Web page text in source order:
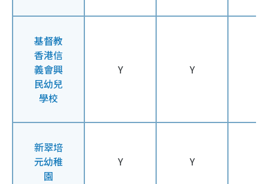
基督教
香港信
義會興
民幼兒
學校
Y Y
新翠培
元幼稚
園
Y Y